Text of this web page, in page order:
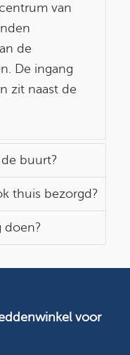
van
de
De ingang
zit naast de
buurt?
thuis bezorgd?
doen?
voor